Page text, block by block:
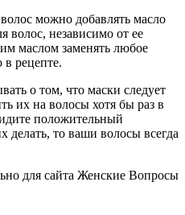
можно добавлять масло
волос, независимо от ее
маслом заменять любое
в рецепте.
о том, что маски следует
их на волосы хотя бы раз в
положительный
делать, то ваши волосы всегда
для сайта Женские Вопросы